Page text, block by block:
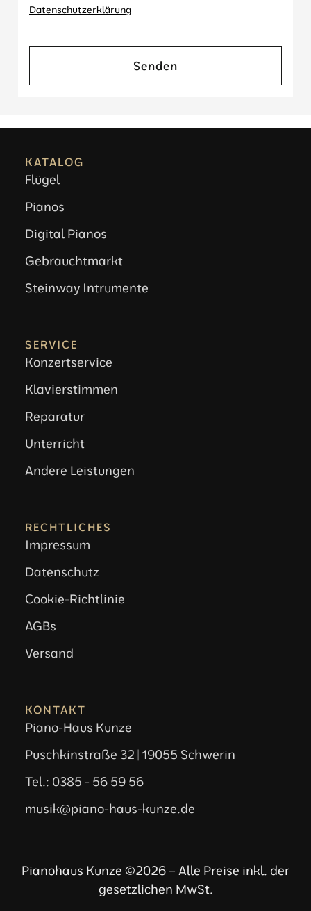
Datenschutzerklärung
Senden
KATALOG
Flügel
Pianos
Digital Pianos
Gebrauchtmarkt
Steinway Intrumente
SERVICE
Konzertservice
Klavierstimmen
Reparatur
Unterricht
Andere Leistungen
RECHTLICHES
Impressum
Datenschutz
Cookie-Richtlinie
AGBs
Versand
KONTAKT
Piano-Haus Kunze
Puschkinstraße 32 | 19055 Schwerin
Tel.: 0385 - 56 59 56
musik@piano-haus-kunze.de
Pianohaus Kunze ©2026 – Alle Preise inkl. der
gesetzlichen MwSt.